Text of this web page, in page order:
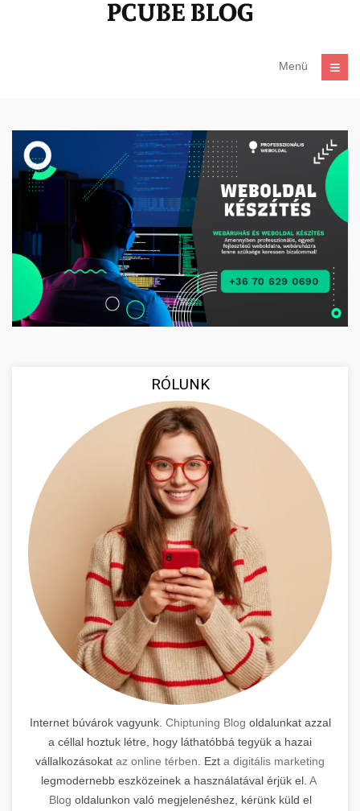
Menü
RÓLUNK
Internet búvárok vagyunk. Chiptuning Blog oldalunkat azzal
a céllal hoztuk létre, hogy láthatóbbá tegyük a hazai
vállalkozásokat az online térben . Ezt a digitális marketing
legmodernebb eszközeinek a használatával érjük el. A
Blog oldalunkon való megjelenéshez, kérünk küld el